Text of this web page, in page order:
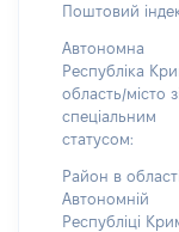
Поштовий
Автономна
Республіка
область/місто зі
спеціальним
статусом:
Район в
Автономній
Республіці